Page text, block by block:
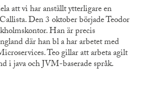
att vi har anställt ytterligare en
Den 3 oktober började Teodor
Han är precis
där han bl a har arbetet med
Teo gillar att arbeta agilt
i java och JVM-baserade språk.